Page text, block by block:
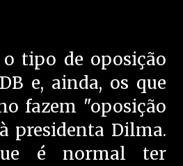
tipo de oposição
e, ainda, os que
fazem "oposição
presidenta Dilma.
é normal ter